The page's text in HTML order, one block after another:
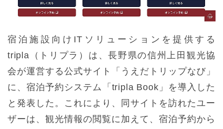
宿泊施設向けITソリューションを提供する
tripla（トリプラ）は、長野県の信州上田観光協
会が運営する公式サイト「うえだトリップなび」
に、宿泊予約システム「tripla Book」を導入した
と発表した。これにより、同サイトを訪れたユー
ザーは、観光情報の閲覧に加えて、宿泊予約から